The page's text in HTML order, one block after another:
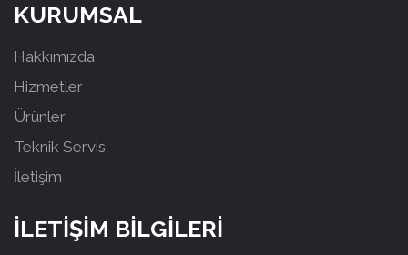
KURUMSAL
Hakkımızda
Hizmetler
Ürünler
Teknik Servis
İletişim
İLETİŞİM BİLGİLERİ